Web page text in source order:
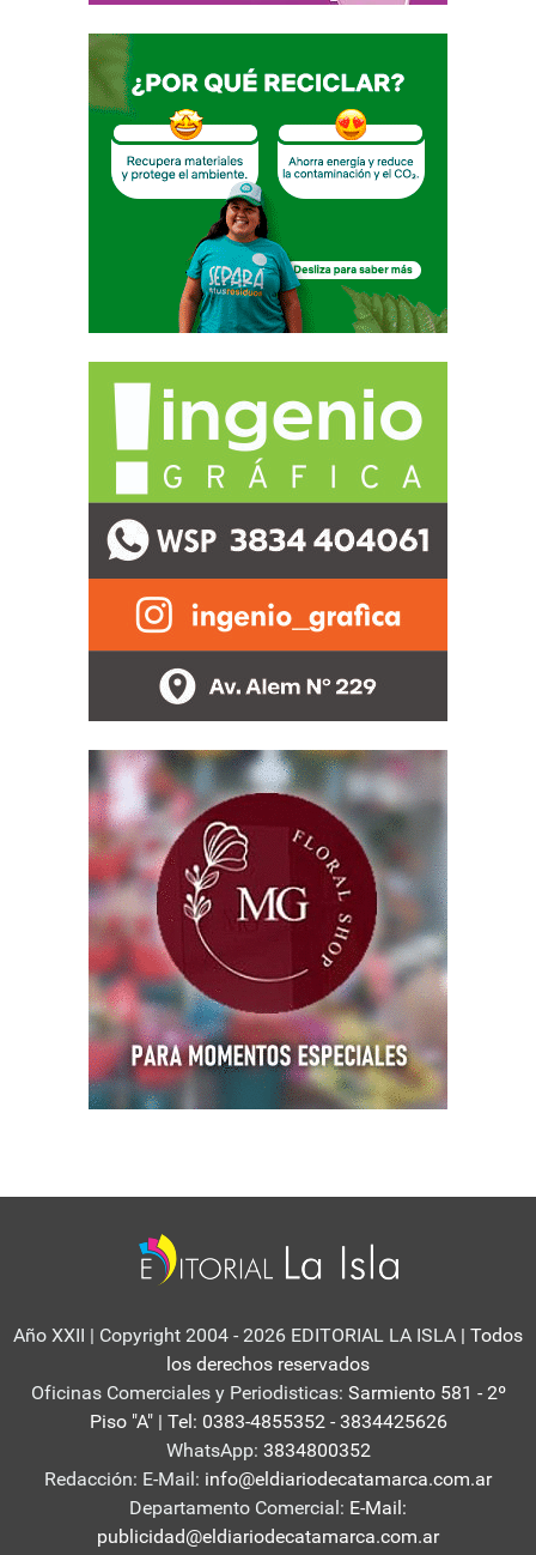
Año XXII | Copyright 2004 - 2026 EDITORIAL LA ISLA | Todos
los derechos reservados
Oficinas Comerciales y Periodisticas: Sarmiento 581 - 2º
Piso "A" | Tel: 0383-4855352 - 3834425626
WhatsApp: 3834800352
Redacción: E-Mail: info@eldiariodecatamarca.com.ar
Departamento Comercial: E-Mail:
publicidad@eldiariodecatamarca.com.ar